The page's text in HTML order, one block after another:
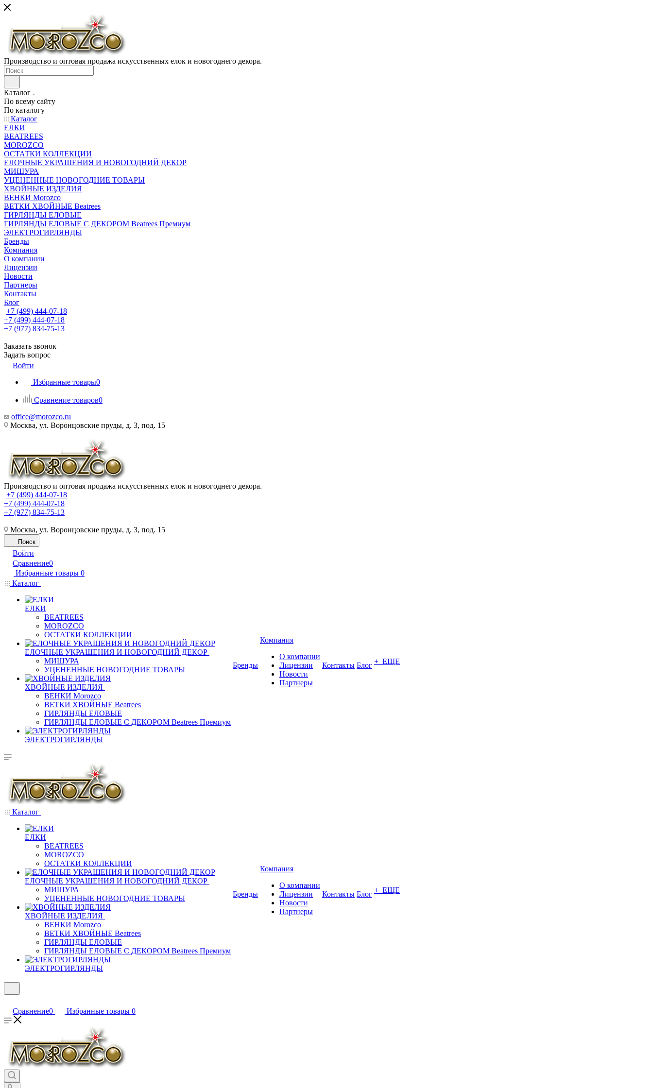
Производство и оптовая продажа искусственных елок и новогоднего декора.
Каталог
По всему сайту
По каталогу
Каталог
ЕЛКИ
BEATREES
MOROZCO
ОСТАТКИ КОЛЛЕКЦИИ
ЕЛОЧНЫЕ УКРАШЕНИЯ И НОВОГОДНИЙ ДЕКОР
МИШУРА
УЦЕНЕННЫЕ НОВОГОДНИЕ ТОВАРЫ
ХВОЙНЫЕ ИЗДЕЛИЯ
ВЕНКИ Morozco
ВЕТКИ ХВОЙНЫЕ Beatrees
ГИРЛЯНДЫ ЕЛОВЫЕ
ГИРЛЯНДЫ ЕЛОВЫЕ С ДЕКОРОМ Beatrees Премиум
ЭЛЕКТРОГИРЛЯНДЫ
Бренды
Компания
О компании
Лицензии
Новости
Партнеры
Контакты
Блог
+7 (499) 444-07-18
+7 (499) 444-07-18
+7 (977) 834-75-13
Заказать звонок
Задать вопрос
Войти
Избранные товары0
Сравнение товаров0
office@morozco.ru
Москва, ул. Воронцовские пруды, д. 3, под. 15
Производство и оптовая продажа искусственных елок и новогоднего декора.
+7 (499) 444-07-18
+7 (499) 444-07-18
+7 (977) 834-75-13
Москва, ул. Воронцовские пруды, д. 3, под. 15
Поиск
Войти
Сравнение0
Избранные товары 0
Каталог
ЕЛКИ
BEATREES
MOROZCO
ОСТАТКИ КОЛЛЕКЦИИ
ЕЛОЧНЫЕ УКРАШЕНИЯ И НОВОГОДНИЙ ДЕКОР
МИШУРА
УЦЕНЕННЫЕ НОВОГОДНИЕ ТОВАРЫ
ХВОЙНЫЕ ИЗДЕЛИЯ
ВЕНКИ Morozco
ВЕТКИ ХВОЙНЫЕ Beatrees
ГИРЛЯНДЫ ЕЛОВЫЕ
ГИРЛЯНДЫ ЕЛОВЫЕ С ДЕКОРОМ Beatrees Премиум
ЭЛЕКТРОГИРЛЯНДЫ
Бренды
Компания
О компании
Лицензии
Новости
Партнеры
Контакты Блог + ЕЩЕ
Каталог
ЕЛКИ
BEATREES
MOROZCO
ОСТАТКИ КОЛЛЕКЦИИ
ЕЛОЧНЫЕ УКРАШЕНИЯ И НОВОГОДНИЙ ДЕКОР
МИШУРА
УЦЕНЕННЫЕ НОВОГОДНИЕ ТОВАРЫ
ХВОЙНЫЕ ИЗДЕЛИЯ
ВЕНКИ Morozco
ВЕТКИ ХВОЙНЫЕ Beatrees
ГИРЛЯНДЫ ЕЛОВЫЕ
ГИРЛЯНДЫ ЕЛОВЫЕ С ДЕКОРОМ Beatrees Премиум
ЭЛЕКТРОГИРЛЯНДЫ
Бренды
Компания
О компании
Лицензии
Новости
Партнеры
Контакты Блог + ЕЩЕ
Сравнение0 Избранные товары 0